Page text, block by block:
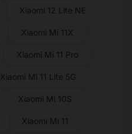
Xiaomi 12 Lite NE
Xiaomi Mi 11X
Xiaomi Mi 11 Pro
Xiaomi Mi 11 Lite 5G
Xiaomi Mi 10S
Xiaomi Mi 11